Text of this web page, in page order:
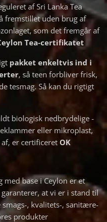
af Sri Lanka Tea
fremstillet uden brug af
som det fremgår af
Tea-certifikatet
pakket enkeltvis ind i
, så teen forbliver frisk,
tesmag. Så kan du rigtigt
biologisk nedbrydelige -
eller mikroplast,
er certificeret OK
base i Ceylon er et
at vi er i stand til
, kvalitets-, sanitære-
produkter